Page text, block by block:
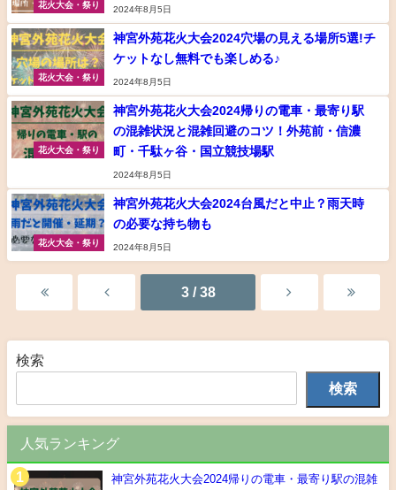
花火大会・祭り
2024年8月5日
花火大会・祭り
神宮外苑花火大会2024穴場の見える場所5選!チ
ケットなし無料でも楽しめる♪
2024年8月5日
花火大会・祭り
神宮外苑花火大会2024帰りの電車・最寄り駅
の混雑状況と混雑回避のコツ！外苑前・信濃
町・千駄ヶ谷・国立競技場駅
2024年8月5日
花火大会・祭り
神宮外苑花火大会2024台風だと中止？雨天時
の必要な持ち物も
2024年8月5日
3 / 38
検索
検索
人気ランキング
神宮外苑花火大会2024帰りの電車・最寄り駅の混雑